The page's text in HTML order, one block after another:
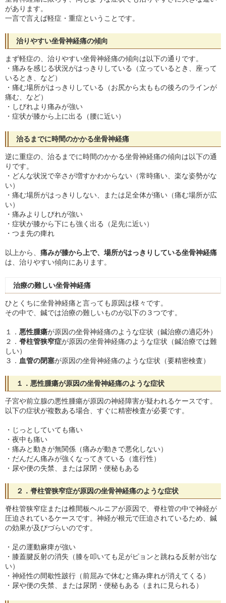
があります。
一言で言えば軽症・重症ということです。
治りやすい坐骨神経痛の傾向
まず軽症の、治りやすい坐骨神経痛の傾向は以下の通りです。
・痛みを感じる状況がはっきりしている（立っているとき、座って
いるとき、など）
・痛む場所がはっきりしている（お尻から太ももの後ろのラインが
痛む、など）
・しびれより痛みが強い
・症状が膝から上に出る（腰に近い）
治るまでに時間のかかる坐骨神経痛
逆に重症の、治るまでに時間のかかる坐骨神経痛の傾向は以下の通
りです。
・どんな状況で辛さが増すかわからない（常時痛い、楽な姿勢がな
い）
・痛む場所がはっきりしない、または足全体が痛い（痛む場所が広
い）
・痛みよりしびれが強い
・症状が膝から下にも強く出る（足先に近い）
・つま先の痺れ
以上から、 痛みが膝から上で、場所がはっきりしている坐骨神経痛
は、治りやすい傾向にあります。
治療の難しい坐骨神経痛
ひとくちに坐骨神経痛と言っても原因は様々です。
その中で、鍼では治療の難しいものが以下の３つです。
１． 悪性腫瘍が原因の坐骨神経痛のような症状（鍼治療の適応外）
２．脊柱管狭窄症が原因の坐骨神経痛のような症状（鍼治療では難
しい）
３． 血管の閉塞が原因の坐骨神経痛のような症状（要精密検査）
１． 悪性腫瘍が原因の坐骨神経痛のような症状
子宮や前立腺の悪性腫瘍が原因の神経障害が疑われるケースです。
以下の症状が複数ある場合、すぐに精密検査が必要です。
・じっとしていても痛い
・夜中も痛い
・痛みと動きが無関係（痛みが動きで悪化しない）
・だんだん痛みが強くなってきている（進行性）
・尿や便の失禁、または尿閉・便秘もある
２．脊柱管狭窄症が原因の坐骨神経痛のような症状
脊柱管狭窄症または椎間板ヘルニアが原因で、脊柱管の中で神経が
圧迫されているケースです。神経が根元で圧迫されているため、鍼
の効果が及びづらいのです。
・足の運動麻痺が強い
・膝蓋腱反射の消失（膝を叩いても足がピョンと跳ねる反射が出な
い）
・神経性の間歇性跛行（前屈みで休むと痛み痺れが消えてくる）
・尿や便の失禁、または尿閉・便秘もある（まれに見られる）